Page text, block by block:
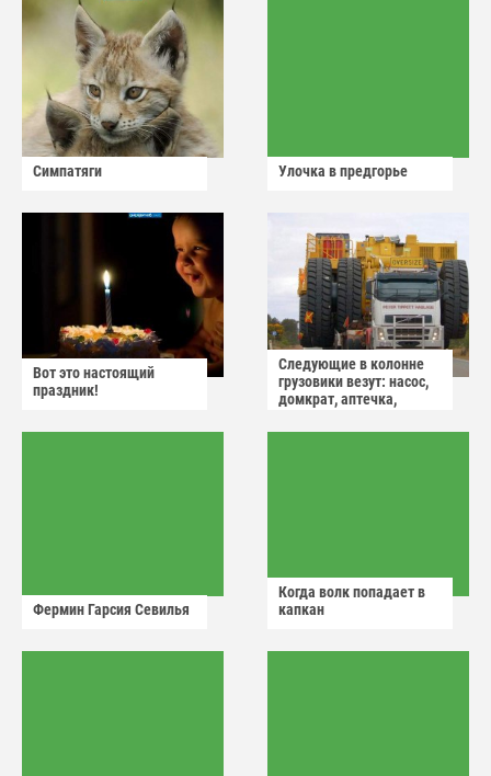
Симпатяги Улочка в предгорье
Вот это настоящий
праздник!
Следующие в колонне
грузовики везут: насос,
домкрат, аптечка,
Фермин Гарсия Севилья
Когда волк попадает в
капкан